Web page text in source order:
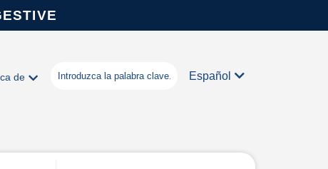
de Español